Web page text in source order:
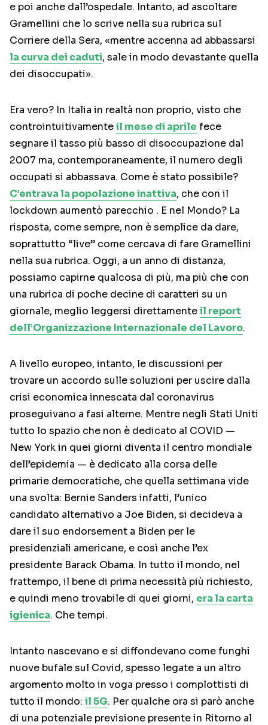
e poi anche dall’ospedale. Intanto, ad ascoltare
Gramellini che lo scrive nella sua rubrica sul
Corriere della Sera, «mentre accenna ad abbassarsi
la curva dei caduti, sale in modo devastante quella
dei disoccupati».
Era vero? In Italia in realtà non proprio, visto che
controintuitivamenteil mese di aprile fece
segnare il tasso più basso di disoccupazione dal
2007 ma, contemporaneamente, il numero degli
occupati si abbassava. Come è stato possibile?
C’entrava la popolazione inattiva, che con il
lockdown aumentò parecchio . E nel Mondo? La
risposta, come sempre, non è semplice da dare,
soprattutto “live” come cercava di fare Gramellini
nella sua rubrica. Oggi, a un anno di distanza,
possiamo capirne qualcosa di più, ma più che con
una rubrica di poche decine di caratteri su un
giornale, meglio leggersi direttamenteil report
dell’Organizzazione Internazionale del Lavoro.
A livello europeo, intanto, le discussioni per
trovare un accordo sulle soluzioni per uscire dalla
crisi economica innescata dal coronavirus
proseguivano a fasi alterne. Mentre negli Stati Uniti
tutto lo spazio che non è dedicato al COVID —
New York in quei giorni diventa il centro mondiale
dell’epidemia — è dedicato alla corsa delle
primarie democratiche, che quella settimana vide
una svolta: Bernie Sanders infatti, l’unico
candidato alternativo a Joe Biden, si decideva a
dare il suo endorsement a Biden per le
presidenziali americane, e così anche l’ex
presidente Barack Obama. In tutto il mondo, nel
frattempo, il bene di prima necessità più richiesto,
e quindi meno trovabile di quei giorni, era la carta
igienica. Che tempi.
Intanto nascevano e si diffondevano come funghi
nuove bufale sul Covid, spesso legate a un altro
argomento molto in voga presso i complottisti di
tutto il mondo: il 5G. Per qualche ora si parò anche
di una potenziale previsione presente in Ritorno al